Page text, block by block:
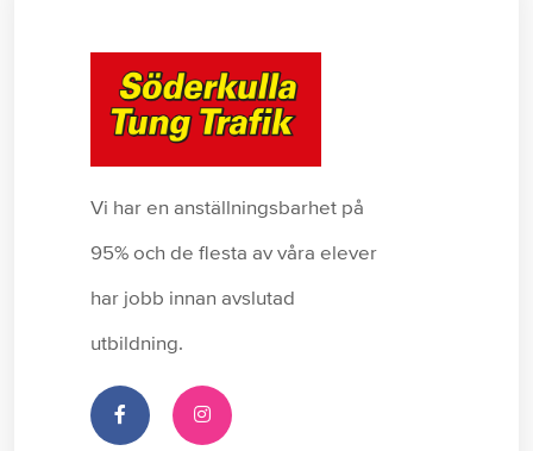
Vi har en anställningsbarhet på
95% och de flesta av våra elever
har jobb innan avslutad
utbildning.